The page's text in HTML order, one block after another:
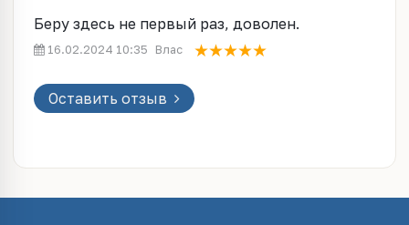
Беру здесь не первый раз, доволен.
16.02.2024 10:35 Влас
Оставить отзыв